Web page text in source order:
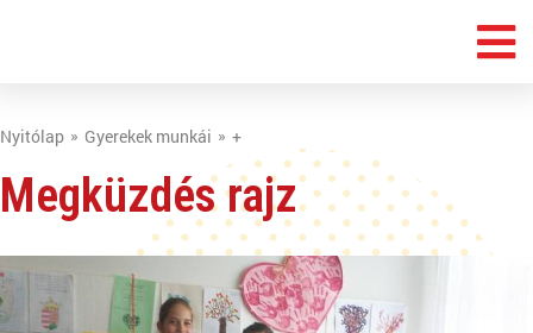
Nyitólap Gyerekek munkái +
Megküzdés rajz